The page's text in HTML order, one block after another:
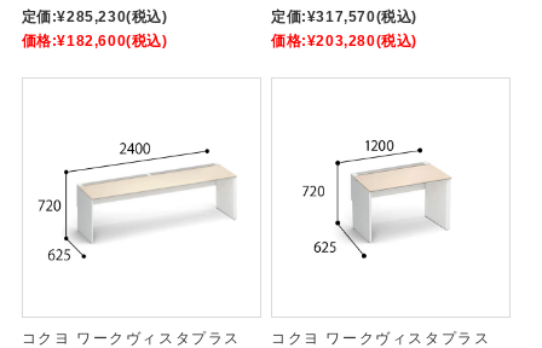
定価:¥285,230(税込)
価格:¥182,600(税込)
定価:¥317,570(税込)
価格:¥203,280(税込)
コクヨ ワークヴィスタプラス
コクヨ ワークヴィスタプラス